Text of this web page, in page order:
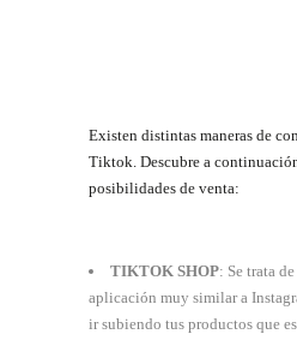
Existen distintas maneras de
Tiktok. Descubre a
posibilidades de venta:
TIKTOK SHOP: Se trata
aplicación muy similar a
ir subiendo tus productos que